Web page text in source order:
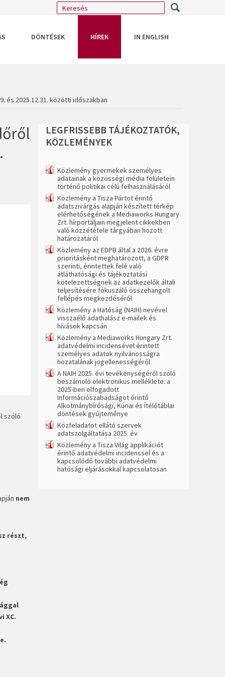
DÖNTÉSEK HÍREK IN ENGLISH
és 2025.12.31. közötti időszakban
szóló
nem
részt,
XC.
LEGFRISSEBB TÁJÉKOZTATÓK,
KÖZLEMÉNYEK
Közlemény gyermekek személyes
adatainak a közösségi média felületein
történő politikai célú felhasználásáról
Közlemény a Tisza Pártot érintő
adatszivárgás alapján készített térkép
elérhetőségének a Mediaworks Hungary
Zrt. hírportáljain megjelent cikkekben
való közzététele tárgyában hozott
határozatáról
Közlemény az EDPB által a 2026. évre
prioritásként meghatározott, a GDPR
szerinti, érintettek felé való
átláthatósági és tájékoztatási
kötelezettségnek az adatkezelők általi
teljesítésére fókuszáló összehangolt
fellépés megkezdéséről
Közlemény a Hatóság (NAIH) nevével
visszaélő adathalász e-mailek és
hívások kapcsán
Közlemény a Mediaworks Hungary Zrt.
adatvédelmi incidensével érintett
személyes adatok nyilvánosságra
hozatalának jogellenességéről
A NAIH 2025. évi tevékenységéről szóló
beszámoló elektronikus melléklete: a
2025-ben elfogadott
Információszabadságot érintő
Alkotmánybírósági, Kúriai és Ítélőtáblai
döntések gyűjteménye
Közfeladatot ellátó szervek
adatszolgáltatása 2025. év
Közlemény a Tisza Világ applikációt
érintő adatvédelmi incidenssel és a
kapcsolódó további adatvédelmi
hatósági eljárásokkal kapcsolatosan